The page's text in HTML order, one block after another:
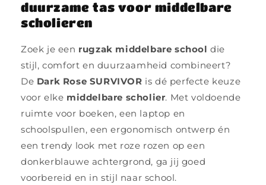
duurzame tas voor middelbare
scholieren
Zoek je een rugzak middelbare school die
stijl, comfort en duurzaamheid combineert?
De Dark Rose SURVIVOR is dé perfecte keuze
voor elke middelbare scholier. Met voldoende
ruimte voor boeken, een laptop en
schoolspullen, een ergonomisch ontwerp én
een trendy look met roze rozen op een
donkerblauwe achtergrond, ga jij goed
voorbereid en in stijl naar school.